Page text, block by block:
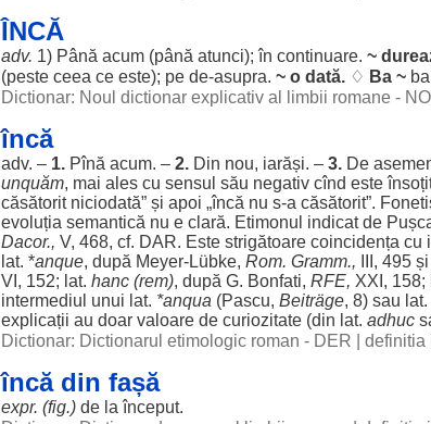
ÎNCĂ
adv. 1) Până acum (până atunci); în continuare. ~
(peste ceea ce este); pe de-asupra. ~ o dată. ♢ Ba ~ ba
Dictionar: Noul dictionar explicativ al limbii romane -
încă
adv. – 1. Pînă acum. – 2. Din nou, iarăși. – 3. De
unquăm, mai ales cu sensul său negativ cînd este
căsătorit niciodată” și apoi „încă nu s-a căsătorit”.
evoluția semantică nu e clară. Etimonul indicatde
Dacor., V, 468, cf. DAR. Este strigătoare coincidența cu
lat. *anque, după Meyer-Lübke, Rom. Gramm., III, 495
VI , 152; lat. hanc (rem), după G. Bonfati, RFE, XXI, 158;
intermediul unui lat. *anqua (Pascu, Beiträge, 8) sau lat.
explicații au doar valoare de curiozitate (din lat. adhuc
Dictionar: Dictionarul etimologic roman - DER
definitia
încă din fașă
expr. (fig.) de laînceput.